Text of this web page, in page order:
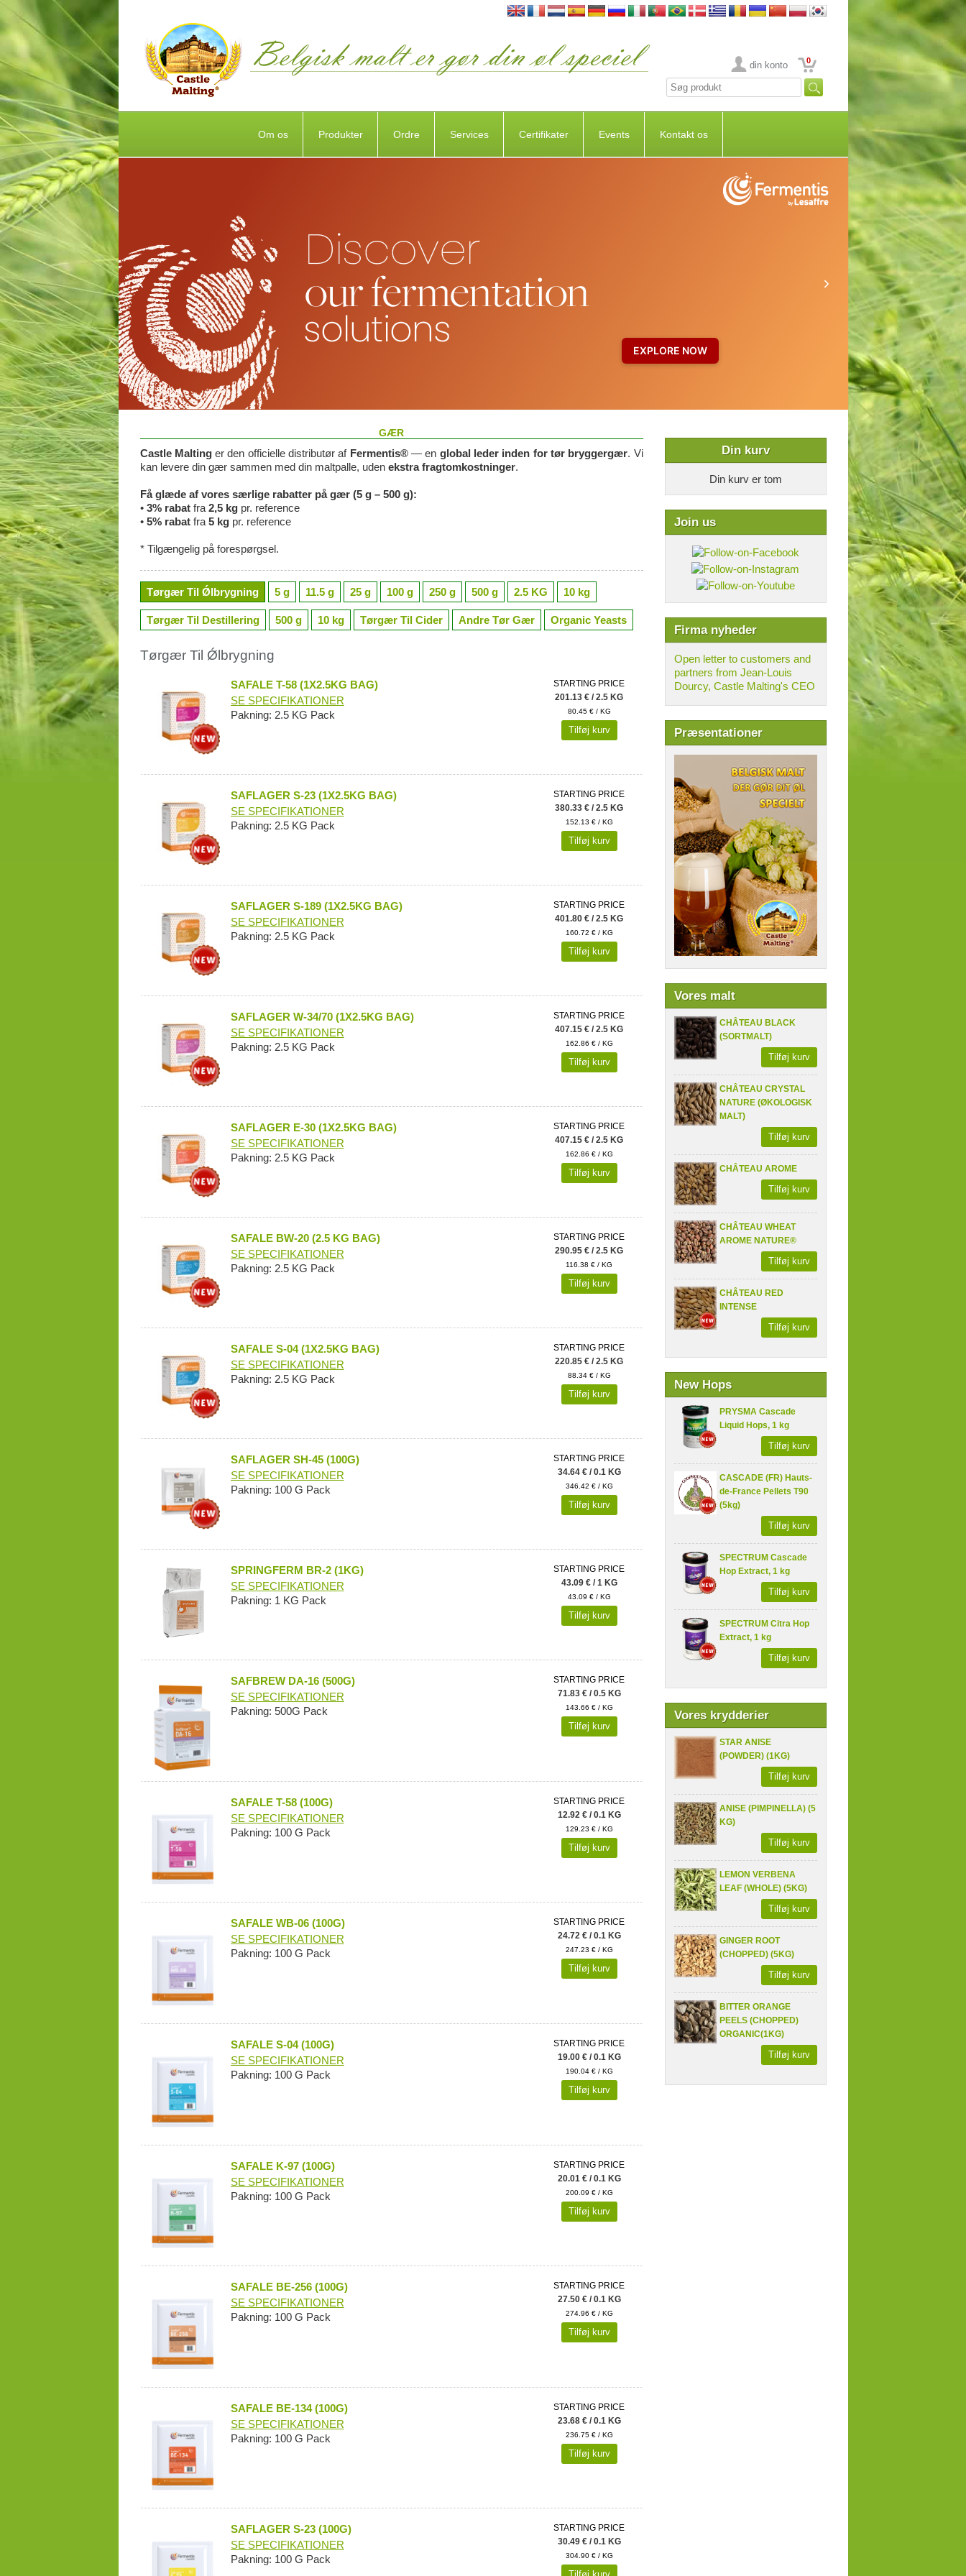
din konto 0
Om os Produkter Ordre Services Certifikater Events Kontakt os
Din kurv
Din kurv er tom
Join us
Firma nyheder
Open letter to customers and
partners from Jean-Louis
Dourcy, Castle Malting's CEO
Præsentationer
Vores malt
CHÂTEAU BLACK
(SORTMALT)
Tilføj kurv
CHÂTEAU CRYSTAL
NATURE (ØKOLOGISK
MALT)
Tilføj kurv
CHÂTEAU AROME
Tilføj kurv
CHÂTEAU WHEAT
AROME NATURE®
Tilføj kurv
CHÂTEAU RED
INTENSE
Tilføj kurv
New Hops
PRYSMA Cascade
Liquid Hops, 1 kg
Tilføj kurv
CASCADE (FR) Hauts-
de-France Pellets T90
(5kg)
Tilføj kurv
SPECTRUM Cascade
Hop Extract, 1 kg
Tilføj kurv
SPECTRUM Citra Hop
Extract, 1 kg
Tilføj kurv
Vores krydderier
STAR ANISE
(POWDER) (1KG)
Tilføj kurv
ANISE (PIMPINELLA) (5
KG)
Tilføj kurv
LEMON VERBENA
LEAF (WHOLE) (5KG)
Tilføj kurv
GINGER ROOT
(CHOPPED) (5KG)
Tilføj kurv
BITTER ORANGE
PEELS (CHOPPED)
ORGANIC(1KG)
Tilføj kurv
GÆR
Castle Maltinger den officielle distributør af Fermentis®— en global leder inden for tør bryggergær. Vi
kan levere din gær sammen med din maltpalle, uden ekstra fragtomkostninger.
Få glæde af vores særlige rabatter på gær (5 g – 500 g):
• 3% rabatfra 2,5 kgpr. reference
• 5% rabatfra 5 kgpr. reference
* Tilgængelig på forespørgsel.
Tørgær Til Ǿlbrygning 5 g 11.5 g 25 g 100 g 250 g 500 g 2.5 KG 10 kg
Tørgær Til Destillering 500 g 10 kg Tørgær Til Cider Andre Tør Gær Organic Yeasts
Tørgær Til Ǿlbrygning
SAFALE T-58 (1X2.5KG BAG)
SE SPECIFIKATIONER
Pakning: 2.5 KG Pack
STARTING PRICE
201.13 € / 2.5 KG
80.45 € / KG
Tilføj kurv
SAFLAGER S-23 (1X2.5KG BAG)
SE SPECIFIKATIONER
Pakning: 2.5 KG Pack
STARTING PRICE
380.33 € / 2.5 KG
152.13 € / KG
Tilføj kurv
SAFLAGER S-189 (1X2.5KG BAG)
SE SPECIFIKATIONER
Pakning: 2.5 KG Pack
STARTING PRICE
401.80 € / 2.5 KG
160.72 € / KG
Tilføj kurv
SAFLAGER W-34/70 (1X2.5KG BAG)
SE SPECIFIKATIONER
Pakning: 2.5 KG Pack
STARTING PRICE
407.15 € / 2.5 KG
162.86 € / KG
Tilføj kurv
SAFLAGER E-30 (1X2.5KG BAG)
SE SPECIFIKATIONER
Pakning: 2.5 KG Pack
STARTING PRICE
407.15 € / 2.5 KG
162.86 € / KG
Tilføj kurv
SAFALE BW-20 (2.5 KG BAG)
SE SPECIFIKATIONER
Pakning: 2.5 KG Pack
STARTING PRICE
290.95 € / 2.5 KG
116.38 € / KG
Tilføj kurv
SAFALE S-04 (1X2.5KG BAG)
SE SPECIFIKATIONER
Pakning: 2.5 KG Pack
STARTING PRICE
220.85 € / 2.5 KG
88.34 € / KG
Tilføj kurv
SAFLAGER SH-45 (100G)
SE SPECIFIKATIONER
Pakning: 100 G Pack
STARTING PRICE
34.64 € / 0.1 KG
346.42 € / KG
Tilføj kurv
SPRINGFERM BR-2 (1KG)
SE SPECIFIKATIONER
Pakning: 1 KG Pack
STARTING PRICE
43.09 € / 1 KG
43.09 € / KG
Tilføj kurv
SAFBREW DA-16 (500G)
SE SPECIFIKATIONER
Pakning: 500G Pack
STARTING PRICE
71.83 € / 0.5 KG
143.66 € / KG
Tilføj kurv
SAFALE T-58 (100G)
SE SPECIFIKATIONER
Pakning: 100 G Pack
STARTING PRICE
12.92 € / 0.1 KG
129.23 € / KG
Tilføj kurv
SAFALE WB-06 (100G)
SE SPECIFIKATIONER
Pakning: 100 G Pack
STARTING PRICE
24.72 € / 0.1 KG
247.23 € / KG
Tilføj kurv
SAFALE S-04 (100G)
SE SPECIFIKATIONER
Pakning: 100 G Pack
STARTING PRICE
19.00 € / 0.1 KG
190.04 € / KG
Tilføj kurv
SAFALE K-97 (100G)
SE SPECIFIKATIONER
Pakning: 100 G Pack
STARTING PRICE
20.01 € / 0.1 KG
200.09 € / KG
Tilføj kurv
SAFALE BE-256 (100G)
SE SPECIFIKATIONER
Pakning: 100 G Pack
STARTING PRICE
27.50 € / 0.1 KG
274.96 € / KG
Tilføj kurv
SAFALE BE-134 (100G)
SE SPECIFIKATIONER
Pakning: 100 G Pack
STARTING PRICE
23.68 € / 0.1 KG
236.75 € / KG
Tilføj kurv
SAFLAGER S-23 (100G)
SE SPECIFIKATIONER
Pakning: 100 G Pack
STARTING PRICE
30.49 € / 0.1 KG
304.90 € / KG